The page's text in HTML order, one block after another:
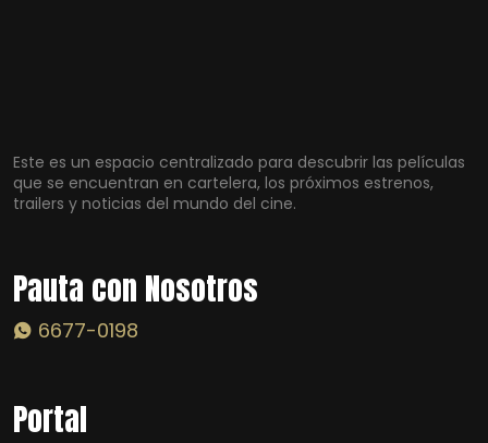
Este es un espacio centralizado para descubrir las películas
que se encuentran en cartelera, los próximos estrenos,
trailers y noticias del mundo del cine.
Pauta con Nosotros
6677-0198
Portal